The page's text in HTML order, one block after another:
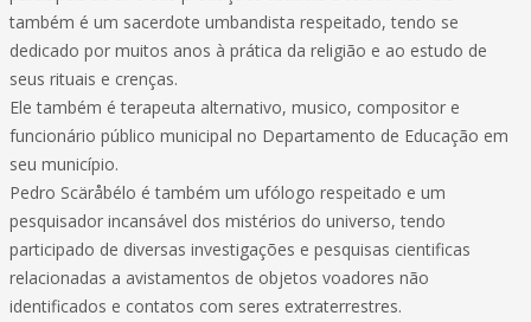
também é um sacerdote umbandista respeitado, tendo se
dedicado por muitos anos à prática da religião e ao estudo de
seus rituais e crenças.
Ele também é terapeuta alternativo, musico, compositor e
funcionário público municipal no Departamento de Educação em
seu município.
Pedro Scäråbélo é também um ufólogo respeitado e um
pesquisador incansável dos mistérios do universo, tendo
participado de diversas investigações e pesquisas cientificas
relacionadas a avistamentos de objetos voadores não
identificados e contatos com seres extraterrestres.